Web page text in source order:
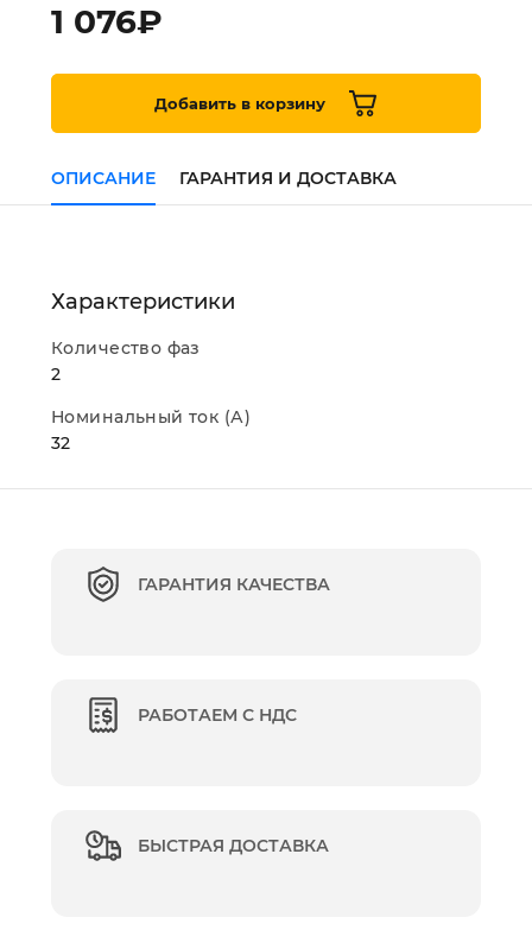
1 076₽
Добавить в корзину
ОПИСАНИЕ ГАРАНТИЯ И ДОСТАВКА
Характеристики
Количество фаз
2
Номинальный ток (А)
32
ГАРАНТИЯ КАЧЕСТВА
РАБОТАЕМ С НДС
БЫСТРАЯ ДОСТАВКА